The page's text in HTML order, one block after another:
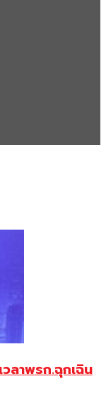
ลาพรก.ฉุกเฉิน